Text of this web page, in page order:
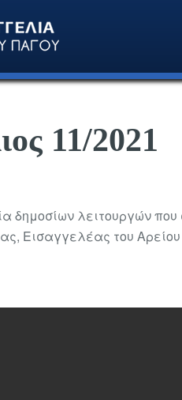
11/2021
δημοσίων λειτουργών που
Εισαγγελέας του